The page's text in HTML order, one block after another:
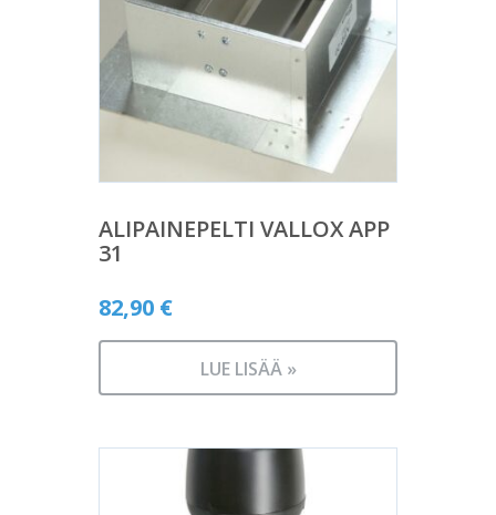
ALIPAINEPELTI VALLOX APP
31
82,90 €
LUE LISÄÄ »